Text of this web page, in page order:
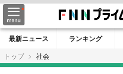
最新ニュース ランキング
トップ
社会